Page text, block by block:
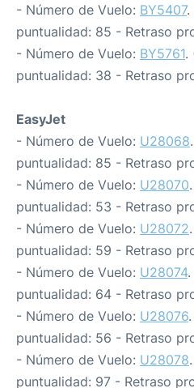
- Número de Vuelo: BY5407.
puntualidad: 85 - Retraso
- Número de Vuelo: BY5761.
puntualidad: 38 - Retraso
EasyJet
- Número de Vuelo: U28068
puntualidad: 85 - Retraso
- Número de Vuelo: U28070
puntualidad: 53 - Retraso
- Número de Vuelo: U28072
puntualidad: 59 - Retraso
- Número de Vuelo: U28074.
puntualidad: 64 - Retraso
- Número de Vuelo: U28076
puntualidad: 56 - Retraso
- Número de Vuelo: U28078
puntualidad: 97 - Retraso